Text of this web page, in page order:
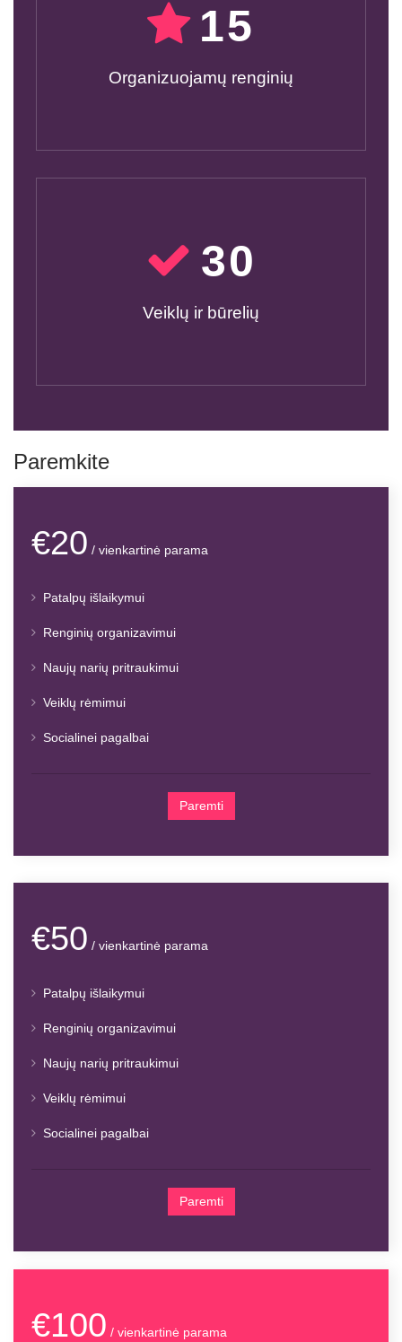
15
Organizuojamų renginių
30
Veiklų ir būrelių
Paremkite
€20 / vienkartinė parama
Patalpų išlaikymui
Renginių organizavimui
Naujų narių pritraukimui
Veiklų rėmimui
Socialinei pagalbai
Paremti
€50 / vienkartinė parama
Patalpų išlaikymui
Renginių organizavimui
Naujų narių pritraukimui
Veiklų rėmimui
Socialinei pagalbai
Paremti
€100 / vienkartinė parama